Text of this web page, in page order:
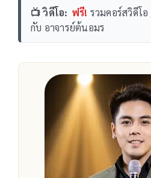
📺 วิดีโอ: ฟรี! รวมคอร์สวิดีโอ
กับ อาจารย์ต้นอมร